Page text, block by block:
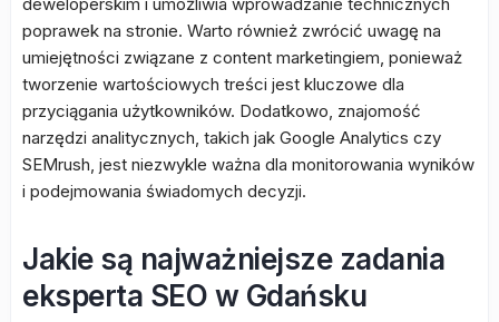
poprawek na stronie. Warto również zwrócić uwagę na
umiejętności związane z content marketingiem, ponieważ
tworzenie wartościowych treści jest kluczowe dla
przyciągania użytkowników. Dodatkowo, znajomość
narzędzi analitycznych, takich jak Google Analytics czy
SEMrush, jest niezwykle ważna dla monitorowania wyników
i podejmowania świadomych decyzji.
Jakie są najważniejsze zadania
eksperta SEO w Gdańsku